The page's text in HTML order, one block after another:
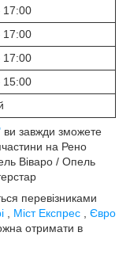
ви завжди зможете
на Рено
Віваро / Опель
перевізниками
Міст Експрес
Євро
отримати в